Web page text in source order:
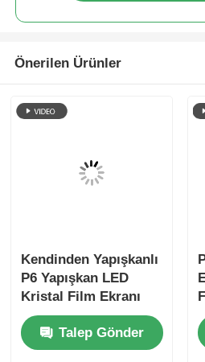
Önerilen Ürünler
Kendinden Yapışkanlı
P6 Yapışkan LED
Kristal Film Ekranı
240mm x 1000mm
Kolay Kurulum Şeffaf
Ekran Paneli
Talep Gönder